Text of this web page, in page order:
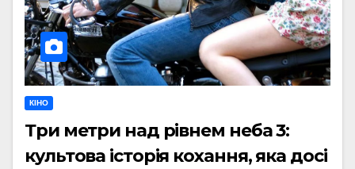
КІНО
Три метри над рівнем неба 3:
культова історія кохання, яка досі